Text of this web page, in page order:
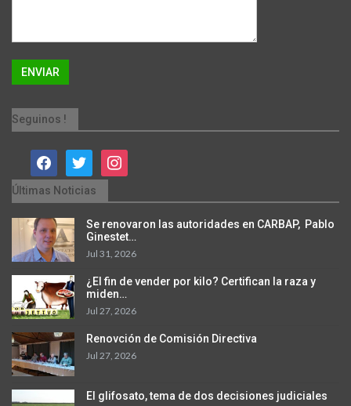
Seguinos !
facebooktwitter instagram
Últimas Noticias
Se renovaron las autoridades en CARBAP, Pablo
Ginestet…
Jul 31, 2026
¿El fin de vender por kilo? Certifican la raza y
miden…
Jul 27, 2026
Renovción de Comisión Directiva
Jul 27, 2026
El glifosato, tema de dos decisiones judiciales